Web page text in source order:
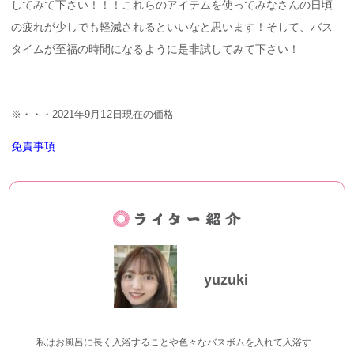
してみて下さい！！！これらのアイテムを使ってみなさんの日頃
の疲れが少しでも軽減されるといいなと思います！そして、バス
タイムが至福の時間になるように是非試してみて下さい！
※・・・2021年9月12日現在の価格
免責事項
yuzuki
私はお風呂に長く入浴することや色々なバスボムを入れて入浴す